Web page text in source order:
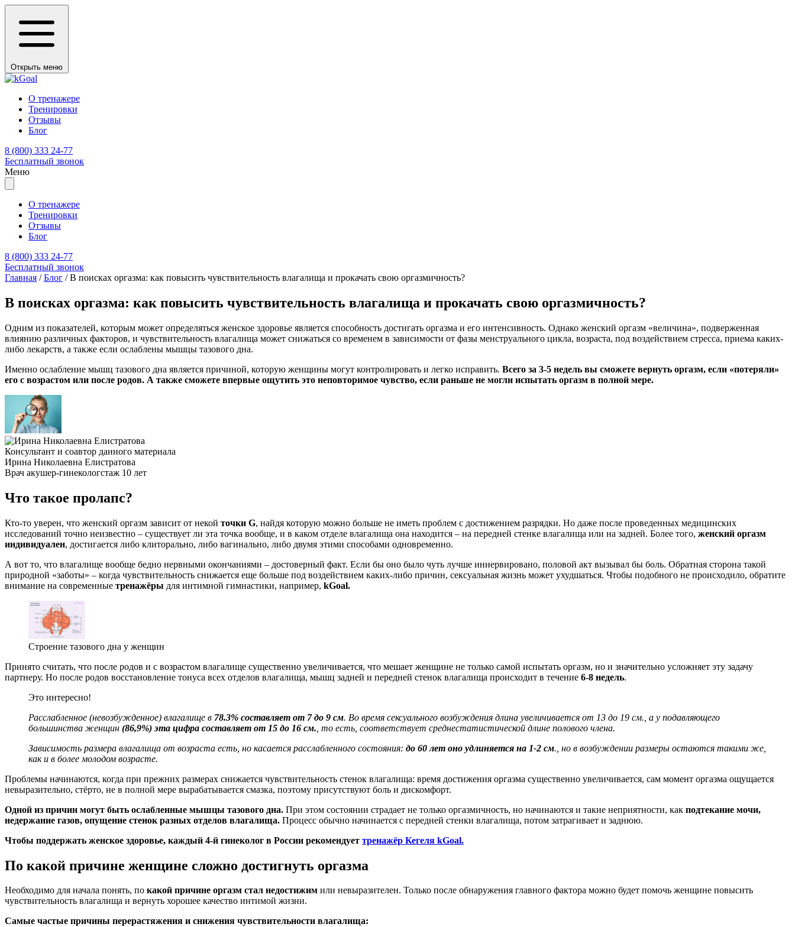
Открыть меню
О тренажере
Тренировки
Отзывы
Блог
8 (800) 333 24-77
Бесплатный звонок
Меню
О тренажере
Тренировки
Отзывы
Блог
8 (800) 333 24-77
Бесплатный звонок
Главная /Блог /В поисках оргазма: как повысить чувствительность влагалища и прокачать свою оргазмичность?
В поисках оргазма: как повысить чувствительность влагалища и прокачать свою оргазмичность?
Одним из показателей, которым может определяться женское здоровье является способность достигать оргазма и его интенсивность. Однако женский оргазм «величина», подверженная
влиянию различных факторов, и чувствительность влагалища может снижаться со временем в зависимости от фазы менструального цикла, возраста, под воздействием стресса, приема каких-
либо лекарств, а также если ослаблены мышцы тазового дна.
Именно ослабление мышц тазового дна является причиной, которую женщины могут контролировать и легко исправить. Всего за 3-5 недель вы сможете вернуть оргазм, если «потеряли»
его с возрастом или после родов. А также сможете впервые ощутить это неповторимое чувство, если раньше не могли испытать оргазм в полной мере.
Консультант и соавтор данного материала
Ирина Николаевна Елистратова
Врач акушер-гинекологстаж 10 лет
Что такое пролапс?
Кто-то уверен, что женский оргазм зависит от некой точки G, найдя которую можно больше не иметь проблем с достижением разрядки. Но даже после проведенных медицинских
исследований точно неизвестно – существует ли эта точка вообще, и в каком отделе влагалища она находится – на передней стенке влагалища или на задней. Более того, женский оргазм
индивидуален, достигается либо клиторально, либо вагинально, либо двумя этими способами одновременно.
А вот то, что влагалище вообще бедно нервными окончаниями – достоверный факт. Если бы оно было чуть лучше иннервировано, половой акт вызывал бы боль. Обратная сторона такой
природной «заботы» – когда чувствительность снижается еще больше под воздействием каких-либо причин, сексуальная жизнь может ухудшаться. Чтобы подобного не происходило, обратите
внимание на современные тренажёры для интимной гимнастики, например, kGoal.
Строение тазового дна у женщин
Принято считать, что после родов и с возрастом влагалище существенно увеличивается, что мешает женщине не только самой испытать оргазм, но и значительно усложняет эту задачу
партнеру. Но после родов восстановление тонуса всех отделов влагалища, мышц задней и передней стенок влагалища происходит в течение 6-8 недель.
Это интересно!
Расслабленное (невозбужденное) влагалище в 78.3% составляет от 7 до 9 см. Во время сексуального возбуждения длина увеличивается от 13 до 19 см., а у подавляющего
большинства женщин (86,9%) эта цифра составляет от 15 до 16 см. , то есть, соответствует среднестатистической длине полового члена.
Зависимость размера влагалища от возраста есть, но касается расслабленного состояния: до 60 лет оно удлиняется на 1-2 см., но в возбуждении размеры остаются такими же,
как и в более молодом возрасте.
Проблемы начинаются, когда при прежних размерах снижается чувствительность стенок влагалища: время достижения оргазма существенно увеличивается, сам момент оргазма ощущается
невыразительно, стёрто, не в полной мере вырабатывается смазка, поэтому присутствуют боль и дискомфорт.
Одной из причин могут быть ослабленные мышцы тазового дна. При этом состоянии страдает не только оргазмичность, но начинаются и такие неприятности, как подтекание мочи,
недержание газов, опущение стенок разных отделов влагалища. Процесс обычно начинается с передней стенки влагалища, потом затрагивает и заднюю.
Чтобы поддержать женское здоровье, каждый 4-й гинеколог в России рекомендует тренажёр Кегеля kGoal.
По какой причине женщине сложно достигнуть оргазма
Необходимо для начала понять, по какой причине оргазм стал недостижим или невыразителен. Только после обнаружения главного фактора можно будет помочь женщине повысить
чувствительность влагалища и вернуть хорошее качество интимой жизни.
Самые частые причины перерастяжения и снижения чувствительности влагалища: